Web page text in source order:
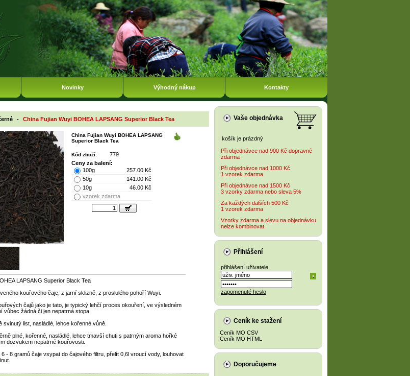
Novinky Výhodný nákup Kontakty
- China Fujian Wuyi BOHEA LAPSANG Superior Black Tea
China Fujian Wuyi BOHEA LAPSANG
Superior Black Tea
Kód zboží:
779
Ceny za balení:
100g
257.00 Kč
50g
141.00 Kč
10g
46.00 Kč
vzorek zdarma
LAPSANG Superior Black Tea
kouřového čaje, z jarní sklizně, z proslulého pohoří Wuyi.
čajů jako je tato, je typický lehčí proces okouření, ve výsledném
vůbec žádná či jen nepatrná stopa.
svinutý list, nasládlé, lehce kořenné vůně.
plné, kořenné, nasládlé, lehce tmavší chuti s patrným aroma hořké
dozvukem nepatrné kouřovosti.
- 8 gramů čaje vsypat do čajového filtru, přelít 0,6l vroucí vody, louhovat
Vaše objednávka
košík je prázdný
Při objednávce nad 900 Kč dopravné
zdarma
Při objednávce nad 1000 Kč
1 vzorek zdarma
Při objednávce nad 1500 Kč
3 vzorky zdarma nebo sleva 5%
Za každých dalších 500 Kč
1 vzorek zdarma
Vzorky zdarma a slevu na objednávku
nelze kombinovat.
Přihlášení
přihlášení uživatele
zapomenuté heslo
Ceník ke stažení
Ceník MO CSV
Ceník MO HTML
Doporučujeme